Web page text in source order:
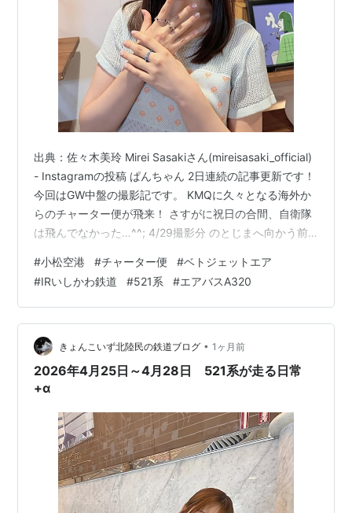
出典：佐々木美玲 Mirei Sasakiさん(mireisasaki_official)
- Instagramの投稿 ぱんちゃん 2日連続の記事更新です！
今回はGW中盤の撮影記です。 KMQに久々となる海外か
らのチャーター便が飛来！ さすがに祝日の合間、自衛隊
は飛んでなかった…^^; 4/29撮影分 のとじまへ向かう前
IR16編成 625M 2番のりばから出発する金沢行。 臙脂
+藍色の4連が充当。 3092レ EF510-14[富山] この日は
祝日でしたが貨物が動いてました。 まずは福岡タ行の上
り貨物。 3093レ EF51…
#小松空港 #チャーター便 #ベトジェットエア
#IRいしかわ鉄道 #521系 #エアバスA320
きょんこいず北陸民の鉄道ブログ • 1ヶ月前
2026年4月25日～4月28日 521系が走る日常
+α